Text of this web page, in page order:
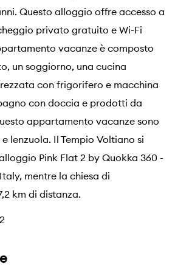
Questo alloggio offre accesso a
privato gratuito e Wi-Fi
vacanze è composto
un soggiorno, una cucina
con frigorifero e macchina
con doccia e prodotti da
appartamento vacanze sono
lenzuola. Il Tempio Voltiano si
Pink Flat 2 by Quokka 360 -
mentre la chiesa di
km di distanza.